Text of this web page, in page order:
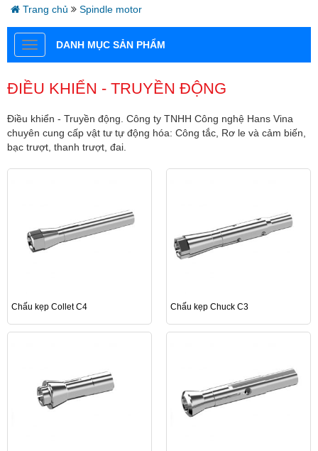
Trang chủ Spindle motor
DANH MỤC SẢN PHẨM
ĐIỀU KHIỂN - TRUYỀN ĐỘNG
Điều khiển - Truyền động. Công ty TNHH Công nghệ Hans Vina
chuyên cung cấp vật tư tự động hóa: Công tắc, Rơ le và cảm biến,
bạc trượt, thanh trượt, đai.
Chấu kẹp Collet C4 Chấu kẹp Chuck C3